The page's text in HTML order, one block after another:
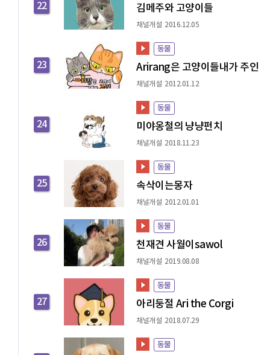
22 김메주와 고양이들
채널개설 2016.12.05
23
동물
Arirang은 고양이들내가 주인
채널개설 2012.01.12
24
동물
미야옹철의 냥냥펀치
채널개설 2018.11.23
25
동물
속삭이는몽자
채널개설 2012.01.01
26
동물
천재견 사월이sawol
채널개설 2019.08.08
27
동물
아리둥절 Ari the Corgi
채널개설 2018.07.29
동물